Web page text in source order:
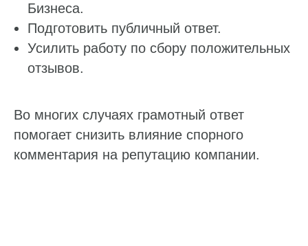
Бизнеса.
Подготовить публичный ответ.
Усилить работу по сбору положительных
отзывов.
Во многих случаях грамотный ответ
помогает снизить влияние спорного
комментария на репутацию компании.